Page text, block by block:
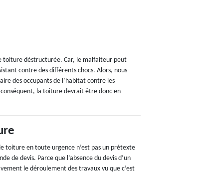
toiture déstructurée. Car, le malfaiteur peut
contre des différents chocs. Alors, nous
des occupants de l’habitat contre les
la toiture devrait être donc en
toiture en toute urgence n’est pas un prétexte
de devis. Parce que l’absence du devis d’un
le déroulement des travaux vu que c’est